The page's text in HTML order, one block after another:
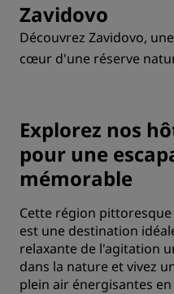
Zavidovo
Découvrez Zavidovo,
cœur d'une réserve
Explorez nos
pour une
mémorable
Cette région pittoresque
est une destination
relaxante de l'agitation
dans la nature et vivez
plein air énergisantes